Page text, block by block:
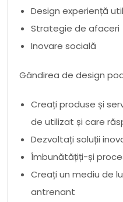
Design experiență
Strategie de afaceri
Inovare socială
Gândirea de design
Creați produse și
de utilizat și care
Dezvoltați soluții
Îmbunătățiți-și
Creați un mediu de
antrenant